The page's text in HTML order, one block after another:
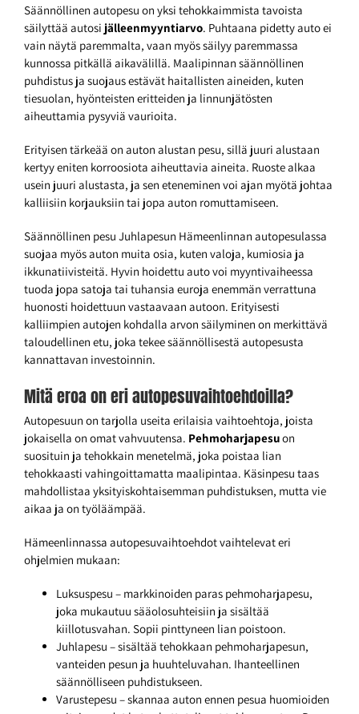
Säännöllinen autopesu on yksi tehokkaimmista tavoista
säilyttää autosi jälleenmyyntiarvo. Puhtaana pidetty auto ei
vain näytä paremmalta, vaan myös säilyy paremmassa
kunnossa pitkällä aikavälillä. Maalipinnan säännöllinen
puhdistus ja suojaus estävät haitallisten aineiden, kuten
tiesuolan, hyönteisten eritteiden ja linnunjätösten
aiheuttamia pysyviä vaurioita.
Erityisen tärkeää on auton alustan pesu, sillä juuri alustaan
kertyy eniten korroosiota aiheuttavia aineita. Ruoste alkaa
usein juuri alustasta, ja sen eteneminen voi ajan myötä johtaa
kalliisiin korjauksiin tai jopa auton romuttamiseen.
Säännöllinen pesu Juhlapesun Hämeenlinnan autopesulassa
suojaa myös auton muita osia, kuten valoja, kumiosia ja
ikkunatiivisteitä. Hyvin hoidettu auto voi myyntivaiheessa
tuoda jopa satoja tai tuhansia euroja enemmän verrattuna
huonosti hoidettuun vastaavaan autoon. Erityisesti
kalliimpien autojen kohdalla arvon säilyminen on merkittävä
taloudellinen etu, joka tekee säännöllisestä autopesusta
kannattavan investoinnin.
Mitä eroa on eri autopesuvaihtoehdoilla?
Autopesuun on tarjolla useita erilaisia vaihtoehtoja, joista
jokaisella on omat vahvuutensa. Pehmoharjapesuon
suosituin ja tehokkain menetelmä, joka poistaa lian
tehokkaasti vahingoittamatta maalipintaa. Käsinpesu taas
mahdollistaa yksityiskohtaisemman puhdistuksen, mutta vie
aikaa ja on työläämpää.
Hämeenlinnassa autopesuvaihtoehdot vaihtelevat eri
ohjelmien mukaan:
Luksuspesu – markkinoiden paras pehmoharjapesu,
joka mukautuu sääolosuhteisiin ja sisältää
kiillotusvahan. Sopii pinttyneen lian poistoon.
Juhlapesu – sisältää tehokkaan pehmoharjapesun,
vanteiden pesun ja huuhteluvahan. Ihanteellinen
säännölliseen puhdistukseen.
Varustepesu – skannaa auton ennen pesua huomioiden